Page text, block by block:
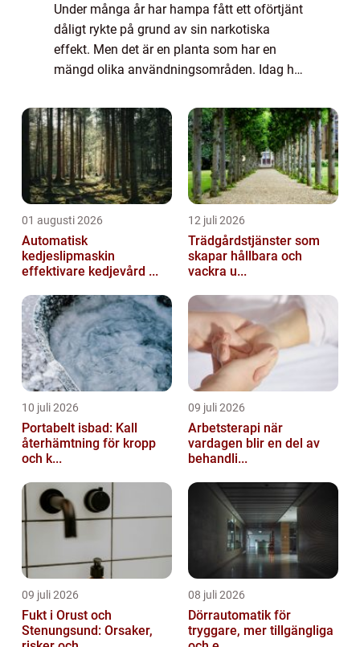
Under många år har hampa fått ett oförtjänt
dåligt rykte på grund av sin narkotiska
effekt. Men det är en planta som har en
mängd olika användningsområden. Idag har
kunnat konstateras utan tvivel att det f...
01 augusti 2026
Automatisk
kedjeslipmaskin
effektivare kedjevård ...
12 juli 2026
Trädgårdstjänster som
skapar hållbara och
vackra u...
10 juli 2026
Portabelt isbad: Kall
återhämtning för kropp
och k...
09 juli 2026
Arbetsterapi när
vardagen blir en del av
behandli...
09 juli 2026
Fukt i Orust och
Stenungsund: Orsaker,
08 juli 2026
Dörrautomatik för
tryggare, mer tillgängliga